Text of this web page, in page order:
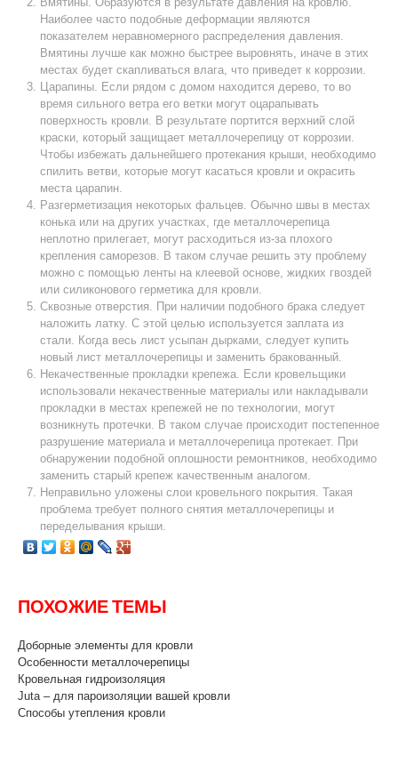
Наиболее часто подобные деформации являются
показателем неравномерного распределения давления.
Вмятины лучше как можно быстрее выровнять, иначе в этих
местах будет скапливаться влага, что приведет к коррозии.
Царапины. Если рядом с домом находится дерево, то во
время сильного ветра его ветки могут оцарапывать
поверхность кровли. В результате портится верхний слой
краски, который защищает металлочерепицу от коррозии.
Чтобы избежать дальнейшего протекания крыши, необходимо
спилить ветви, которые могут касаться кровли и окрасить
места царапин.
Разгерметизация некоторых фальцев. Обычно швы в местах
конька или на других участках, где металлочерепица
неплотно прилегает, могут расходиться из-за плохого
крепления саморезов. В таком случае решить эту проблему
можно с помощью ленты на клеевой основе, жидких гвоздей
или силиконового герметика для кровли.
Сквозные отверстия. При наличии подобного брака следует
наложить латку. С этой целью используется заплата из
стали. Когда весь лист усыпан дырками, следует купить
новый лист металлочерепицы и заменить бракованный.
Некачественные прокладки крепежа. Если кровельщики
использовали некачественные материалы или накладывали
прокладки в местах крепежей не по технологии, могут
возникнуть протечки. В таком случае происходит постепенное
разрушение материала и металлочерепица протекает. При
обнаружении подобной оплошности ремонтников, необходимо
заменить старый крепеж качественным аналогом.
Неправильно уложены слои кровельного покрытия. Такая
проблема требует полного снятия металлочерепицы и
переделывания крыши.
ПОХОЖИЕ ТЕМЫ
Доборные элементы для кровли
Особенности металлочерепицы
Кровельная гидроизоляция
Juta – для пароизоляции вашей кровли
Способы утепления кровли